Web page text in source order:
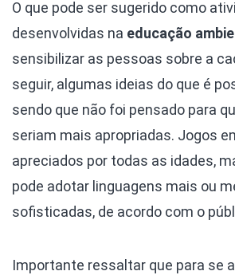
O que pode ser sugerido como
desenvolvidas na educação
sensibilizar as pessoas sobre a
seguir, algumas ideias do que é
sendo que não foi pensado para
seriam mais apropriadas. Jogos
apreciados por todas as idades,
pode adotar linguagens mais ou
sofisticadas, de acordo com o
Importante ressaltar que para se